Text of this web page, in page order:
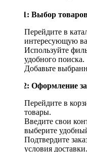
Шаг 1: Выбор
Перейдите в
интересующую
Используйте
удобного поиска.
Добавьте
Шаг 2: Оформление
Перейдите в
товары.
Введите свои
выберите
Подтвердите
условия доставки.